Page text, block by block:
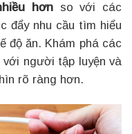
hơn so với các
đẩy nhu cầu tìm hiểu
độ ăn. Khám phá các
với người tập luyện và
rõ ràng hơn.